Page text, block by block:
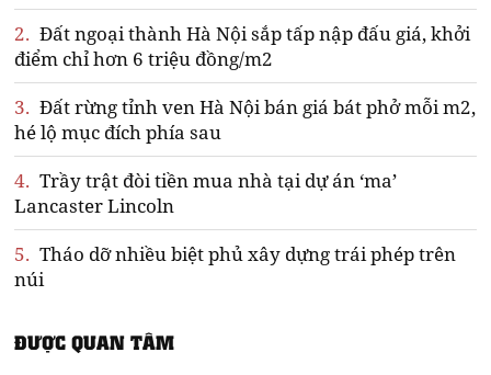
2. Đất ngoại thành Hà Nội sắp tấp nập đấu giá, khởi
điểm chỉ hơn 6 triệu đồng/m2
3. Đất rừng tỉnh ven Hà Nội bán giá bát phở mỗi m2,
hé lộ mục đích phía sau
4. Trầy trật đòi tiền mua nhà tại dự án ‘ma’
Lancaster Lincoln
5. Tháo dỡ nhiều biệt phủ xây dựng trái phép trên
núi
ĐƯỢC QUAN TÂM